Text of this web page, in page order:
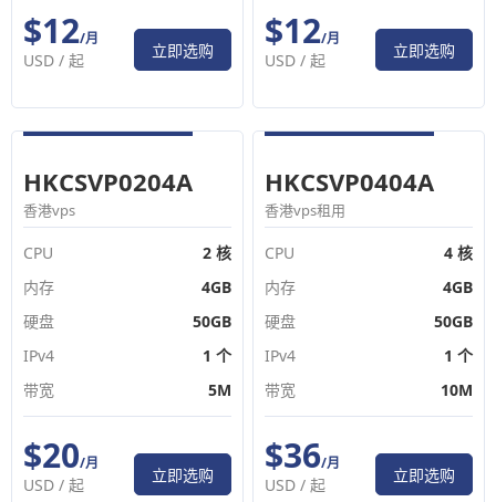
$12/月
USD /起 立即选购 $12/月
USD /起 立即选购
HKCSVP0204A
香港vps
CPU
2 核
内存
4GB
硬盘
50GB
IPv4
1 个
带宽
5M
$20/月
USD /起 立即选购
HKCSVP0404A
香港vps租用
CPU
4 核
内存
4GB
硬盘
50GB
IPv4
1 个
带宽
10M
$36/月
USD /起 立即选购